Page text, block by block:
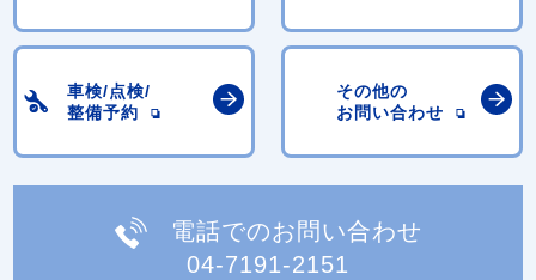
車検/点検/
整備予約
その他の
お問い合わせ
電話でのお問い合わせ
04-7191-2151